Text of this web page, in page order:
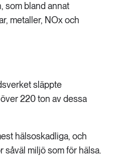
som bland annat
metaller, NOx och
släppte
220 ton av dessa
hälsoskadliga, och
såväl miljö som för hälsa.